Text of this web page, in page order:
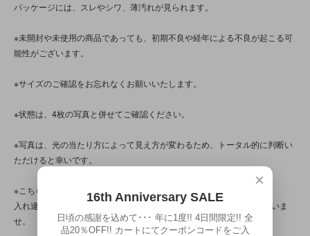
パッケージには、スレやシワ、薄汚れが見られます。
※未開封や未使用の商品であっても、初期不良や経年による不良が起こる可
能性がございます。
※サイズのご確認をお忘れなくお願いいたします。
※状態は、4枚の写真と併せてご確認ください。
※写真は、光の当たり方によって見え方が変わるため、トータル的に判断い
ただけると幸いです。
※こちらの商品は店頭でも販売しています。
入れ違いで完売してしまう場合がございます。その際はご容赦くださいま
せ。
×
16th Anniversary SALE
日頃の感謝を込めて･･･ 年に1度!! 4日間限定!! 全
品20％OFF!! カートにてクーポンコードをご入